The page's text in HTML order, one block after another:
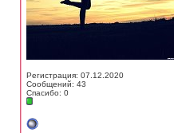
Регистрация: 07.12.2020
Сообщений: 43
Спасибо: 0